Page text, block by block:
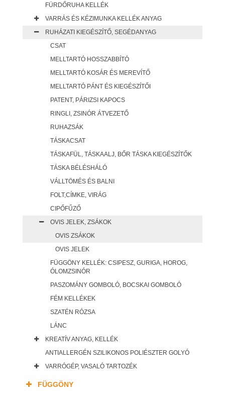
FÜRDŐRUHA KELLÉK
VARRÁS ÉS KÉZIMUNKA KELLÉK ANYAG
RUHÁZATI KIEGÉSZÍTŐ, SEGÉDANYAG
CSAT
MELLTARTÓ HOSSZABBÍTÓ
MELLTARTÓ KOSÁR ÉS MEREVÍTŐ
MELLTARTÓ PÁNT ÉS KIEGÉSZÍTŐI
PATENT, PÁRIZSI KAPOCS
RINGLI, ZSINÓR ÁTVEZETŐ
RUHAZSÁK
TÁSKACSAT
TÁSKAFÜL, TÁSKAALJ, BŐR TÁSKA KIEGÉSZÍTŐK
TÁSKA BÉLÉSHÁLÓ
VÁLLTÖMÉS ÉS BALNI
FOLT,CÍMKE, VIRÁG
CIPŐFŰZŐ
OVIS JELEK, ZSÁKOK
OVIS ZSÁKOK
OVIS JELEK
FÜGGÖNY KELLÉK: CSIPESZ, GURIGA, HOROG,
ÓLOMZSINÓR
PASZOMÁNY GOMBOLÓ, BOCSKAI GOMBOLÓ
FÉM KELLÉKEK
SZATÉN RÓZSA
LÁNC
KREATÍV ANYAG, KELLÉK
ANTIALLERGÉN SZILIKONOS POLIÉSZTER GOLYÓ
VARRÓGÉP, VASALÓ TARTOZÉK
FÜGGÖNY